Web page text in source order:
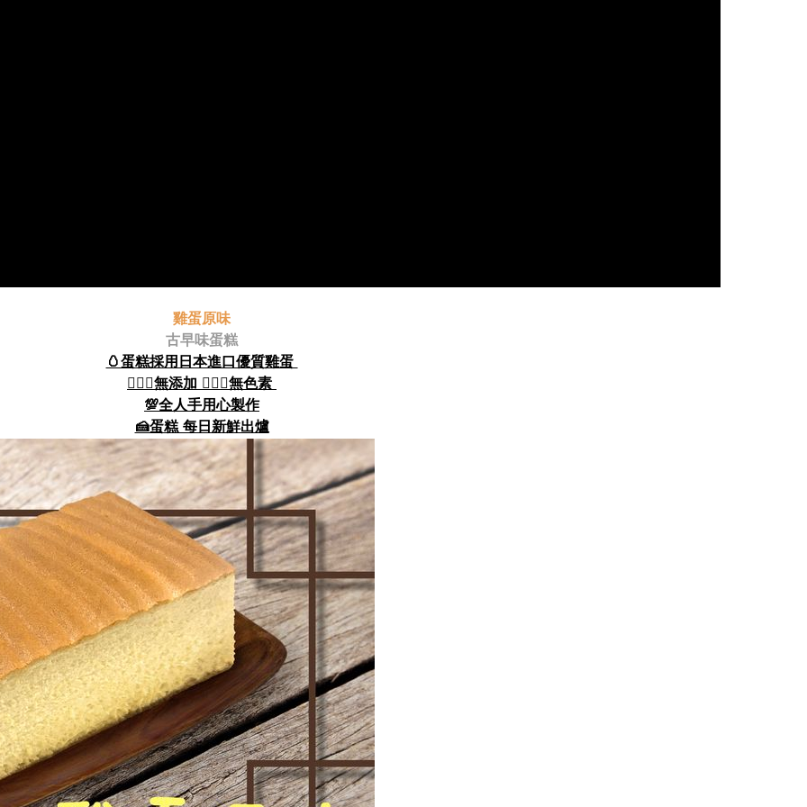
雞蛋原味
古早味蛋糕
🥚蛋糕採用日本進口優質雞蛋
🙅🏻‍♀️無添加 🙅🏻‍♂️無色素
💯全人手用心製作
🍰蛋糕 每日新鮮出爐